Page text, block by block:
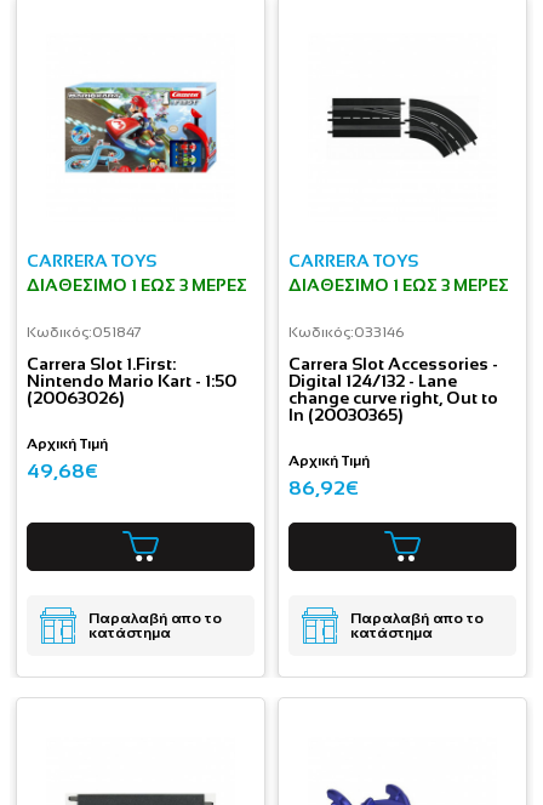
CARRERA TOYS
ΔΙΑΘΈΣΙΜΟ 1 ΕΩΣ 3 ΜΈΡΕΣ
Κωδικός:051847
Carrera Slot 1.First:
Nintendo Mario Kart - 1:50
(20063026)
Αρχική Τιμή
49,68€
Παραλαβή απο το
κατάστημα
CARRERA TOYS
ΔΙΑΘΈΣΙΜΟ 1 ΕΩΣ 3 ΜΈΡΕΣ
Κωδικός:033146
Carrera Slot Accessories -
Digital 124/132 - Lane
change curve right, Out to
In (20030365)
Αρχική Τιμή
86,92€
Παραλαβή απο το
κατάστημα